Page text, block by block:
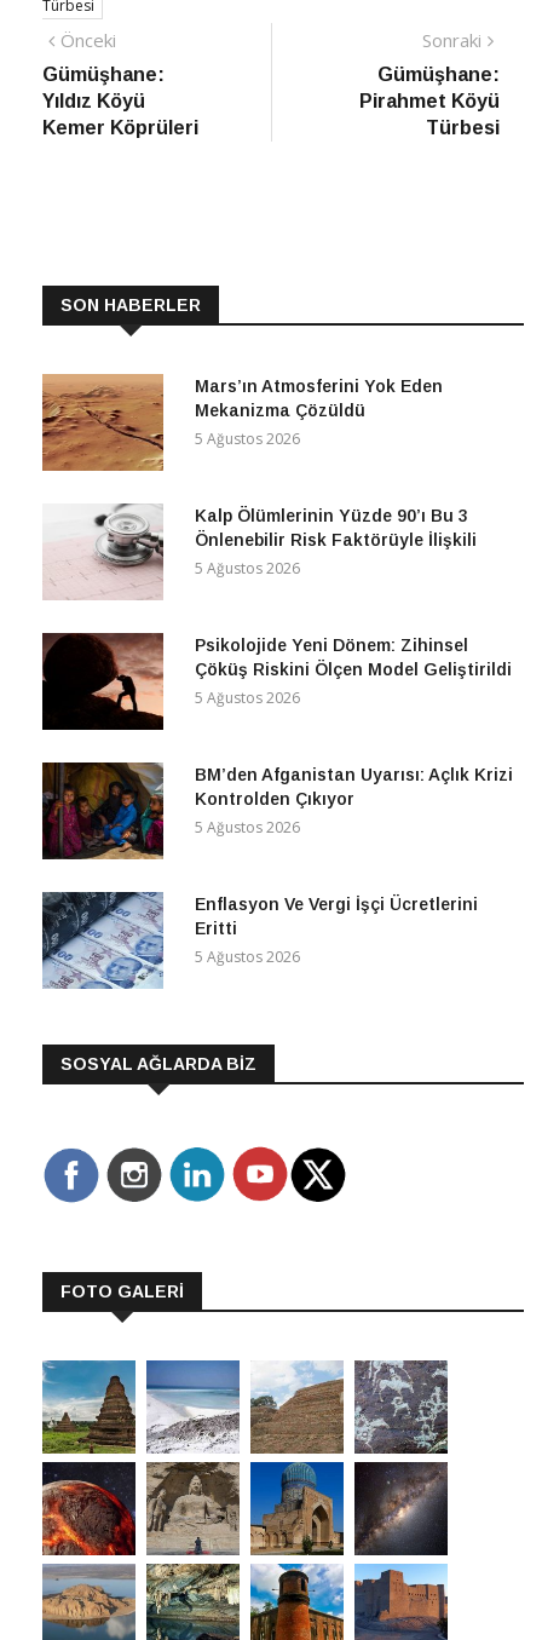
Türbesi
Yazı
gezinmesi
Önceki
haber
Gümüşhane:
Yıldız Köyü
Kemer Köprüleri
Sonraki
Gümüşhane:
Pirahmet Köyü
Türbesi
SON HABERLER
Mars’ın Atmosferini Yok Eden
Mekanizma Çözüldü
5 Ağustos 2026
Kalp Ölümlerinin Yüzde 90’ı Bu 3
Önlenebilir Risk Faktörüyle İlişkili
5 Ağustos 2026
Psikolojide Yeni Dönem: Zihinsel
Çöküş Riskini Ölçen Model Geliştirildi
5 Ağustos 2026
BM’den Afganistan Uyarısı: Açlık Krizi
Kontrolden Çıkıyor
5 Ağustos 2026
Enflasyon Ve Vergi İşçi Ücretlerini
Eritti
5 Ağustos 2026
SOSYAL AĞLARDA BİZ
FOTO GALERİ